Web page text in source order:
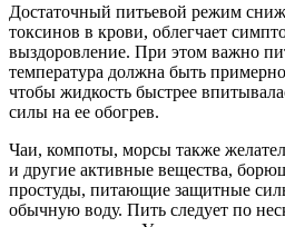
Достаточный питьевой режим
токсинов в крови, облегчает
выздоровление. При этом важно
температура должна быть
чтобы жидкость быстрее
силы на ее обогрев.
Чаи, компоты, морсы также
и другие активные вещества,
простуды, питающие защитные
обычную воду. Пить следует по